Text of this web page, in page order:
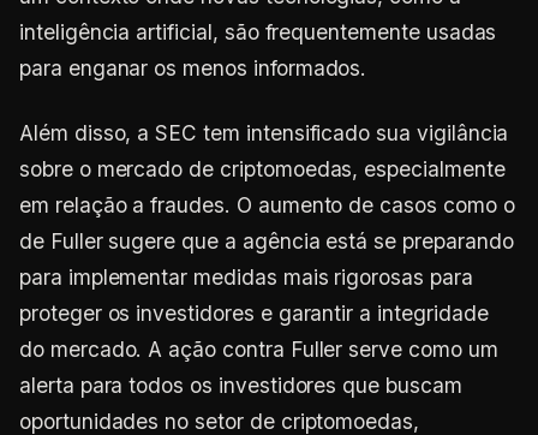
inteligência artificial, são frequentemente usadas
para enganar os menos informados.
Além disso, a SEC tem intensificado sua vigilância
sobre o mercado de criptomoedas, especialmente
em relação a fraudes. O aumento de casos como o
de Fuller sugere que a agência está se preparando
para implementar medidas mais rigorosas para
proteger os investidores e garantir a integridade
do mercado. A ação contra Fuller serve como um
alerta para todos os investidores que buscam
oportunidades no setor de criptomoedas,